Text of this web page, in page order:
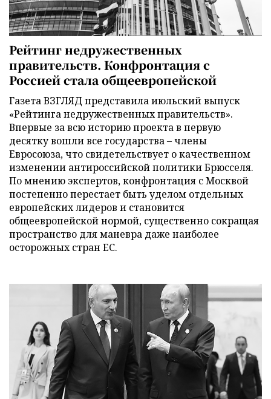
Рейтинг недружественных
правительств. Конфронтация с
Россией стала общеевропейской
Газета ВЗГЛЯД представила июльский выпуск
«Рейтинга недружественных правительств».
Впервые за всю историю проекта в первую
десятку вошли все государства – члены
Евросоюза, что свидетельствует о качественном
изменении антироссийской политики Брюсселя.
По мнению экспертов, конфронтация с Москвой
постепенно перестает быть уделом отдельных
европейских лидеров и становится
общеевропейской нормой, существенно сокращая
пространство для маневра даже наиболее
осторожных стран ЕС.